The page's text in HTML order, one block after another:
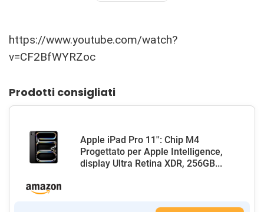
https://www.youtube.com/watch?
v=CF2BfWYRZoc
Prodotti consigliati
Apple iPad Pro 11'': Chip M4
Progettato per Apple Intelligence,
display Ultra Retina XDR, 256GB...